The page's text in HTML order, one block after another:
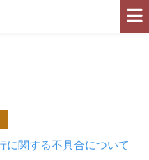
に関する不具合について
師